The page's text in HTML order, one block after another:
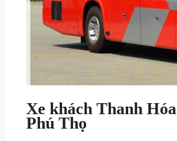
Xe khách Thanh Hóa
Phú Thọ